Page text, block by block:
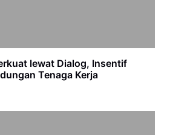
lewat Dialog, Insentif
Tenaga Kerja